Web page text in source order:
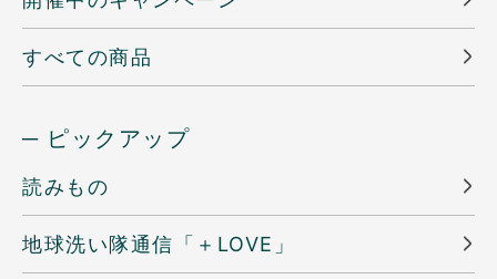
すべての商品
─ ピックアップ
読みもの
地球洗い隊通信「＋LOVE」